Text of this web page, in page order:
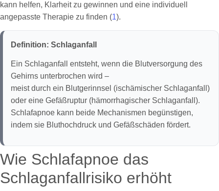
kann helfen, Klarheit zu gewinnen und eine individuell
angepasste Therapie zu finden (1).
Definition: Schlaganfall
Ein Schlaganfall entsteht, wenn die Blutversorgung des
Gehirns unterbrochen wird –
meist durch ein Blutgerinnsel (ischämischer Schlaganfall)
oder eine Gefäßruptur (hämorrhagischer Schlaganfall).
Schlafapnoe kann beide Mechanismen begünstigen,
indem sie Bluthochdruck und Gefäßschäden fördert.
Wie Schlafapnoe das
Schlaganfallrisiko erhöht